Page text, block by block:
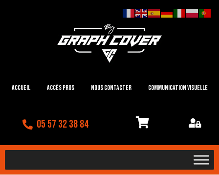
Accueil Accès Pros Nous contacter Communication visuelle
05 57 32 38 84